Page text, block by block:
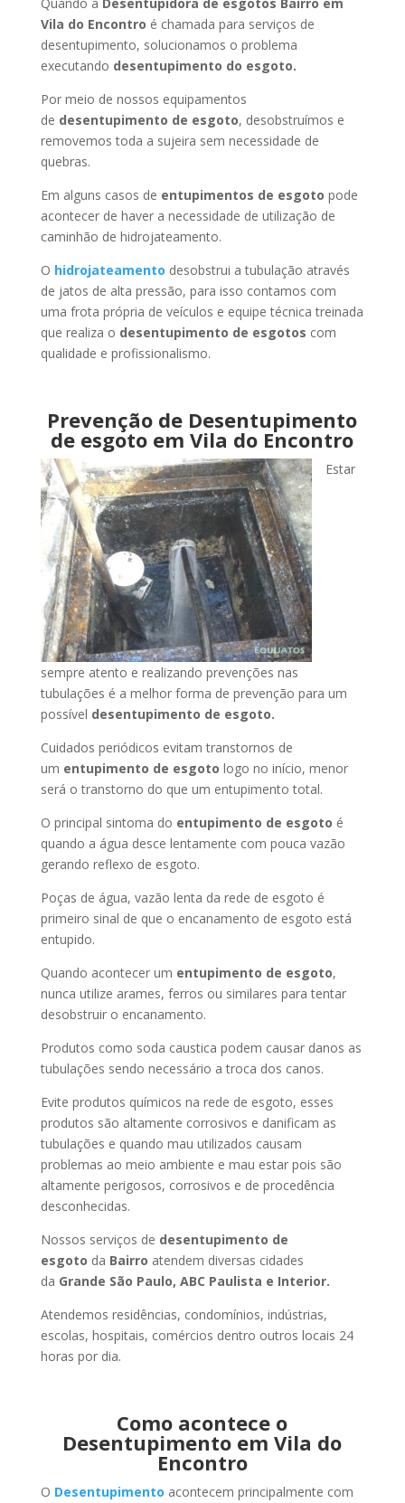
Vila do Encontro é chamada para serviços de
desentupimento, solucionamos o problema
executando desentupimento do esgoto.
Por meio de nossos equipamentos
de desentupimento de esgoto, desobstruímos e
removemos toda a sujeira sem necessidade de
quebras.
Em alguns casos de entupimentos de esgoto pode
acontecer de haver a necessidade de utilização de
caminhão de hidrojateamento.
O hidrojateamento desobstrui a tubulação através
de jatos de alta pressão, para isso contamos com
uma frota própria de veículos e equipe técnica treinada
que realiza o desentupimento de esgotos com
qualidade e profissionalismo.
Prevenção de Desentupimento
de esgoto em Vila do Encontro
Estar
sempre atento e realizando prevenções nas
tubulações é a melhor forma de prevenção para um
possível desentupimento de esgoto.
Cuidados periódicos evitam transtornos de
um entupimento de esgoto logo no início, menor
será o transtorno do que um entupimento total.
O principal sintoma do entupimento de esgoto é
quando a água desce lentamente com pouca vazão
gerando reflexo de esgoto.
Poças de água, vazão lenta da rede de esgoto é
primeiro sinal de que o encanamento de esgoto está
entupido.
Quando acontecer um entupimento de esgoto,
nunca utilize arames, ferros ou similares para tentar
desobstruir o encanamento.
Produtos como soda caustica podem causar danos as
tubulações sendo necessário a troca dos canos.
Evite produtos químicos na rede de esgoto, esses
produtos são altamente corrosivos e danificam as
tubulações e quando mau utilizados causam
problemas ao meio ambiente e mau estar pois são
altamente perigosos, corrosivos e de procedência
desconhecidas.
Nossos serviços de desentupimento de
esgoto da Bairro atendem diversas cidades
da Grande São Paulo, ABC Paulista e Interior.
Atendemos residências, condomínios, indústrias,
escolas, hospitais, comércios dentro outros locais 24
horas por dia.
Como acontece o
Desentupimento em Vila do
Encontro
O Desentupimento acontecem principalmente com